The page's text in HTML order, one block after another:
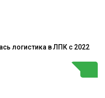
логистика в ЛПК с 2022